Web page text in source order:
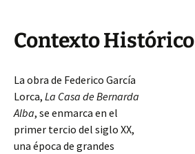
Contexto Histórico
La obra de Federico García
Lorca, La Casa de Bernarda
Alba, se enmarca en el
primer tercio del siglo XX,
una época de grandes